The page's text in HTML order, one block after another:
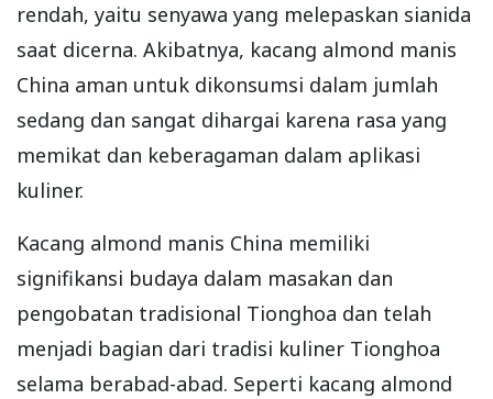
rendah, yaitu senyawa yang melepaskan sianida
saat dicerna. Akibatnya, kacang almond manis
China aman untuk dikonsumsi dalam jumlah
sedang dan sangat dihargai karena rasa yang
memikat dan keberagaman dalam aplikasi
kuliner.
Kacang almond manis China memiliki
signifikansi budaya dalam masakan dan
pengobatan tradisional Tionghoa dan telah
menjadi bagian dari tradisi kuliner Tionghoa
selama berabad-abad. Seperti kacang almond